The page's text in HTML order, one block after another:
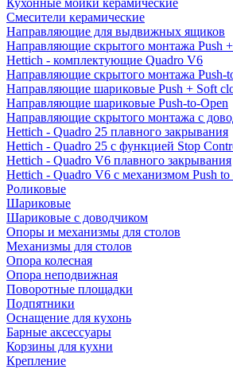
Кухонные мойки керамические
Смесители керамические
Направляющие для выдвижных ящиков
Направляющие скрытого монтажа Push
Hettich - комплектующие Quadro V6
Направляющие скрытого монтажа Push-
Направляющие шариковые Push + Soft
Направляющие шариковые Push-to-Open
Направляющие скрытого монтажа с
Hettich - Quadro 25 плавного закрывания
Hettich - Quadro 25 с функцией Stop
Hettich - Quadro V6 плавного закрывания
Hettich - Quadro V6 с механизмом Push to
Роликовые
Шариковые
Шариковые с доводчиком
Опоры и механизмы для столов
Механизмы для столов
Опора колесная
Опора неподвижная
Поворотные площадки
Подпятники
Оснащение для кухонь
Барные аксессуары
Корзины для кухни
Крепление